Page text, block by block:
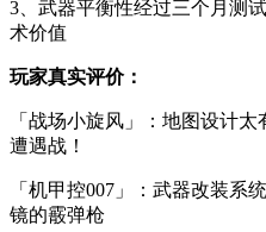
3、武器平衡性经过三个月测
术价值
玩家真实评价：
「战场小旋风」：地图设计
遭遇战！
「机甲控007」：武器改装系
镜的霰弹枪